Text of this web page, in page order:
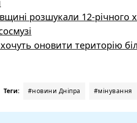
розшукали 12-річного
оновити територію
Теги: #новини Дніпра #мінування